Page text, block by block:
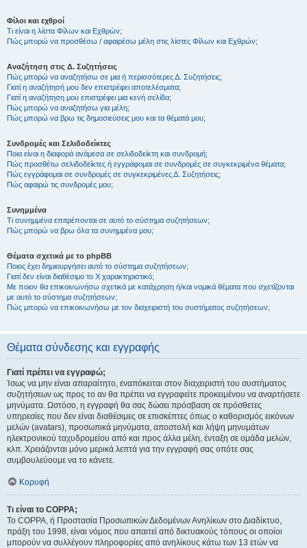
Φίλοι και εχθροί
Τι είναι η λίστα Φίλων και Εχθρών;
Πώς μπορώ να προσθέσω / αφαιρέσω μέλη στις λίστες Φίλων και Εχθρών;
Αναζήτηση στις Δ. Συζητήσεις
Πώς μπορώ να αναζητήσω σε μια ή περισσότερες Δ. Συζητήσεις;
Γιατί η αναζήτησή μου δεν επιστρέφει αποτελέσματα;
Γιατί η αναζήτηση μου επιστρέφει μια κενή σελίδα;
Πώς μπορώ να αναζητήσω για μέλη;
Πώς μπορώ να βρω τις δημοσιεύσεις μου και τα θέματά μου;
Συνδρομές και Σελιδοδείκτες
Ποια είναι η διαφορά ανάμεσα σε σελιδοδείκτη και συνδρομή;
Πώς προσθέτω σελιδοδείκτες ή εγγράφομαι σε συνδρομές σε συγκεκριμένα θέματα;
Πώς εγγράφομαι σε συνδρομές σε συγκεκριμένες Δ. Συζητήσεις;
Πώς αφαιρώ τις συνδρομές μου;
Συνημμένα
Τι συνημμένα επιτρέπονται σε αυτό το σύστημα συζητήσεων;
Πώς μπορώ να βρω όλα τα συνημμένα μου;
Θέματα σχετικά με το phpBB
Ποιος έχει δημιουργήσει αυτό το σύστημα συζητήσεων;
Γιατί δεν είναι διαθέσιμο το Χ χαρακτηριστικό;
Με ποιον θα επικοινωνήσω σχετικά με κατάχρηση ή/και νομικά θέματα που σχετίζονται
με αυτό το σύστημα συζητήσεων;
Πώς μπορώ να επικοινωνήσω με τον διαχειριστή του συστήματος συζητήσεων;
Θέματα σύνδεσης και εγγραφής
Γιατί πρέπει να εγγραφώ;
Ίσως να μην είναι απαραίτητο, εναπόκειται στον διαχειριστή του συστήματος
συζητήσεων ως προς το αν θα πρέπει να εγγραφείτε προκειμένου να αναρτήσετε
μηνύματα. Ωστόσο, η εγγραφή θα σας δώσει πρόσβαση σε πρόσθετες
υπηρεσίες που δεν είναι διαθέσιμες σε επισκέπτες όπως ο καθορισμός εικόνων
μελών (avatars), προσωπικά μηνύματα, αποστολή και λήψη μηνυμάτων
ηλεκτρονικού ταχυδρομείου από και προς άλλα μέλη, ένταξη σε ομάδα μελών,
κλπ. Χρειάζονται μόνο μερικά λεπτά για την εγγραφή σας οπότε σας
συμβουλεύουμε να το κάνετε.
Κορυφή
Τι είναι το COPPA;
Το COPPA, ή Προστασία Προσωπικών Δεδομένων Ανηλίκων στο Διαδίκτυο,
πράξη του 1998, είναι νόμος που απαιτεί από δικτυακούς τόπους οι οποίοι
μπορούν να συλλέγουν πληροφορίες από ανηλίκους κάτω των 13 ετών να